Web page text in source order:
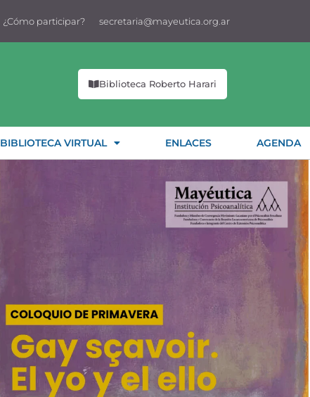
¿Cómo participar? secretaria@mayeutica.org.ar
Biblioteca Roberto Harari
BIBLIOTECA VIRTUAL ENLACES AGENDA